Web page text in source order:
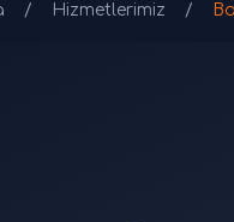
/ Hizmetlerimiz /